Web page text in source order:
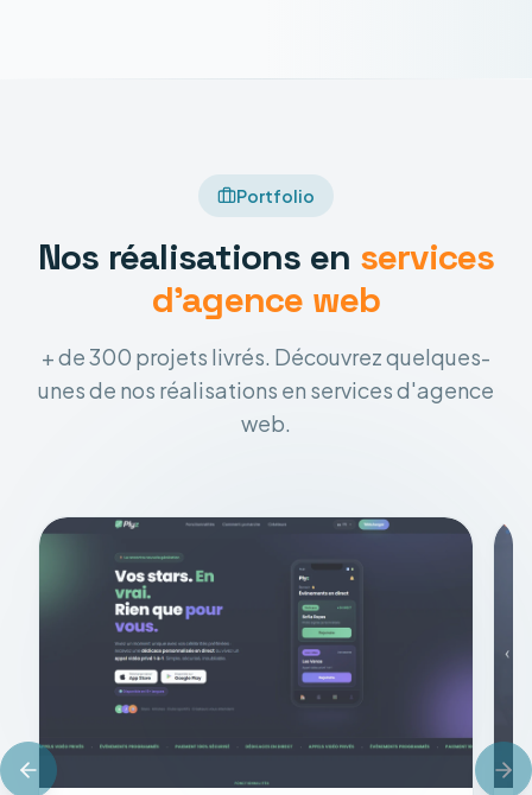
Portfolio
Nos réalisations en services
d'agence web
+ de 300 projets livrés. Découvrez quelques-
unes de nos réalisations en services d'agence
web.